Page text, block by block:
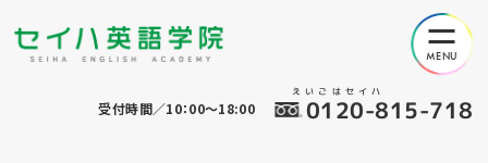
えいごはセイハ
0120-815-718
受付時間／10：00～18:00